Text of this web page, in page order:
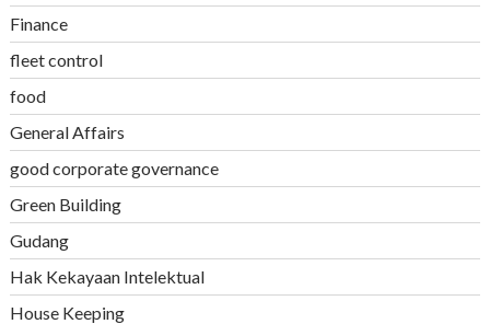
Finance
fleet control
food
General Affairs
good corporate governance
Green Building
Gudang
Hak Kekayaan Intelektual
House Keeping